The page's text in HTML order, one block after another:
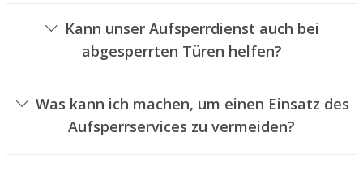
von Schlössern an.
Kann unser Aufsperrdienst auch bei
abgesperrten Türen helfen?
entriegeln. Dies kann jedoch in der Regel nicht
geschehen, ohne das Schloss aufzubohren. Wir bauen
Ihnen jedoch einen neuen Türzylinder ein, sodass die
Was kann ich machen, um einen Einsatz des
Aufsperrservices zu vermeiden?